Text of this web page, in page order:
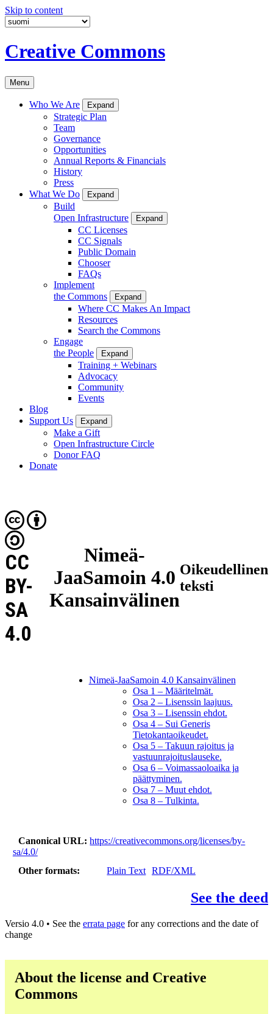
Skip to content
Creative Commons
Menu
Who We Are Expand
Strategic Plan
Team
Governance
Opportunities
Annual Reports & Financials
History
Press
What We Do
Expand
Build
Open Infrastructure
Expand
CC Licenses
CC Signals
Public Domain
Chooser
FAQs
Implement
the Commons
Expand
Where CC Makes An Impact
Resources
Search the Commons
Engage
the People
Expand
Training + Webinars
Advocacy
Community
Events
Blog
Support Us
Expand
Make a Gift
Open Infrastructure Circle
Donor FAQ
Donate
Nimeä-
JaaSamoin 4.0
Kansainvälinen
CC
BY-
SA
4.0
Oikeudellinen
teksti
Nimeä-JaaSamoin 4.0 Kansainvälinen
Osa 1 – Määritelmät.
Osa 2 – Lisenssin laajuus.
Osa 3 – Lisenssin ehdot.
Osa 4 – Sui Generis
Tietokantaoikeudet.
Osa 5 – Takuun rajoitus ja
vastuunrajoituslauseke.
Osa 6 – Voimassaoloaika ja
päättyminen.
Osa 7 – Muut ehdot.
Osa 8 – Tulkinta.
Canonical URL
https://creativecommons.org/licenses/by-
sa/4.0/
Other formats
Plain Text RDF/XML
See the deed
Versio 4.0 • See the errata page for any corrections and the date of
change
About the license and Creative
Commons